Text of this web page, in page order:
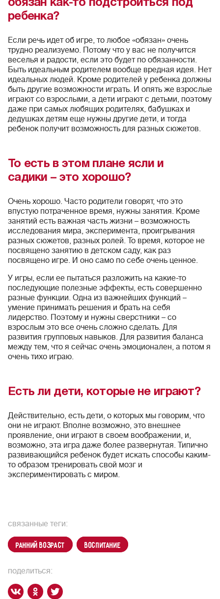
обязан как-то подстроиться под
ребенка?
Если речь идет об игре, то любое «обязан» очень
трудно реализуемо. Потому что у вас не получится
веселья и радости, если это будет по обязанности.
Быть идеальным родителем вообще вредная идея. Нет
идеальных людей. Кроме родителей у ребенка должны
быть другие возможности играть. И опять же взрослые
играют со взрослыми, а дети играют с детьми, поэтому
даже при самых любящих родителях, бабушках и
дедушках детям еще нужны другие дети, и тогда
ребенок получит возможность для разных сюжетов.
То есть в этом плане ясли и
садики – это хорошо?
Очень хорошо. Часто родители говорят, что это
впустую потраченное время, нужны занятия. Кроме
занятий есть важная часть жизни – возможность
исследования мира, эксперимента, проигрывания
разных сюжетов, разных ролей. То время, которое не
посвящено занятию в детском саду, как раз
посвящено игре. И оно само по себе очень ценное.
У игры, если ее пытаться разложить на какие-то
последующие полезные эффекты, есть совершенно
разные функции. Одна из важнейших функций –
умение принимать решения и брать на себя
лидерство. Поэтому и нужны сверстники – со
взрослым это все очень сложно сделать. Для
развития групповых навыков. Для развития баланса
между тем, что я сейчас очень эмоционален, а потом я
очень тихо играю.
Есть ли дети, которые не играют?
Действительно, есть дети, о которых мы говорим, что
они не играют. Вполне возможно, это внешнее
проявление, они играют в своем воображении, и,
возможно, эта игра даже более развернутая. Типично
развивающийся ребенок будет искать способы каким-
то образом тренировать свой мозг и
экспериментировать с миром.
поделиться:
связанные теги:
ранний возраст воспитание